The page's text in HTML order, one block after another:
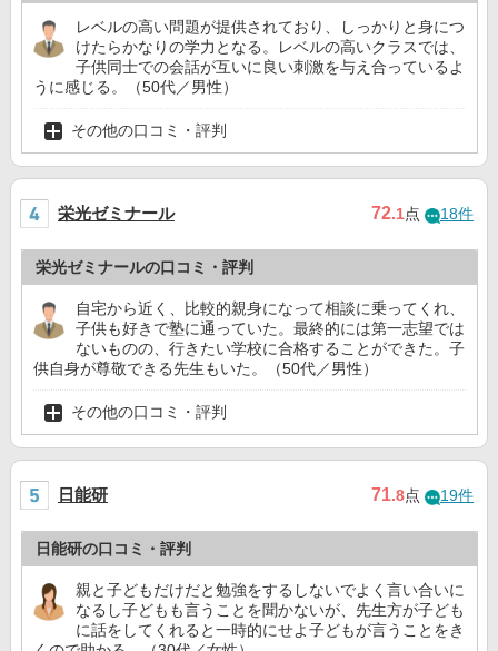
レベルの高い問題が提供されており、しっかりと身につ
けたらかなりの学力となる。レベルの高いクラスでは、
子供同士での会話が互いに良い刺激を与え合っているよ
うに感じる。（50代／男性）
その他の口コミ・評判
栄光ゼミナール 72.1点 18件
栄光ゼミナールの口コミ・評判
自宅から近く、比較的親身になって相談に乗ってくれ、
子供も好きで塾に通っていた。最終的には第一志望では
ないものの、行きたい学校に合格することができた。子
供自身が尊敬できる先生もいた。（50代／男性）
その他の口コミ・評判
日能研 71.8点 19件
日能研の口コミ・評判
親と子どもだけだと勉強をするしないでよく言い合いに
なるし子どもも言うことを聞かないが、先生方が子ども
に話をしてくれると一時的にせよ子どもが言うことをき